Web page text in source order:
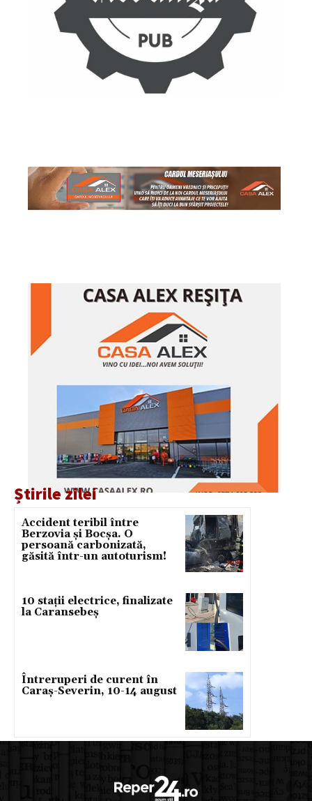
Știrile zilei
Accident teribil între
Berzovia și Bocșa. O
persoană carbonizată,
găsită într-un autoturism!
10 stații electrice, finalizate
la Caransebeș
Întreruperi de curent în
Caraș-Severin, 10-14 august